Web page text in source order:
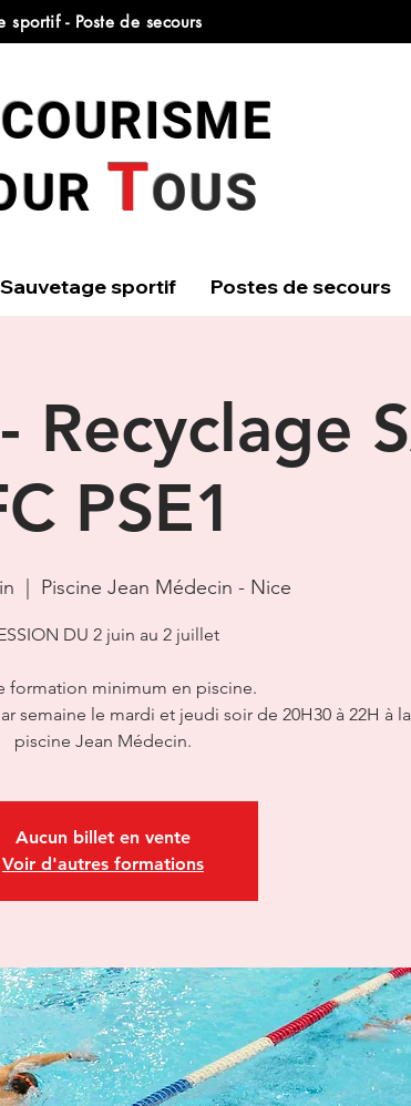
sportif - Poste de secours
TOUS
Sauvetage sportif Postes de secours
Recyclage
PSE1
Piscine Jean Médecin - Nice
DU 2 juin au 2 juillet
formation minimum en piscine.
semaine le mardi et jeudi soir de 20H30 à 22H à la
Aucun billet en vente
Voir d'autres formations